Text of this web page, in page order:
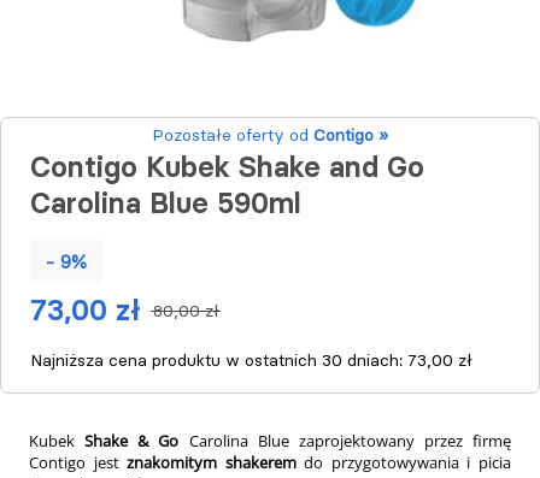
Kubek Shake & Go Carolina Blue zaprojektowany przez firmę
Contigo jest znakomitym shakerem do przygotowywania i picia
Pozostałe oferty od Contigo »
Contigo Kubek Shake and Go
Carolina Blue 590ml
- 9%
80,00 zł
73,00 zł
Najniższa cena produktu w ostatnich 30 dniach: 73,00 zł